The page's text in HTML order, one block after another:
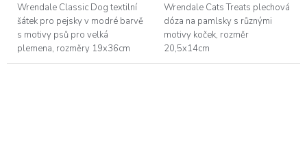
Wrendale Classic Dog textilní
šátek pro pejsky v modré barvě
s motivy psů pro velká
plemena, rozměry 19x36cm
Wrendale Cats Treats plechová
dóza na pamlsky s různými
motivy koček, rozměr
20,5x14cm